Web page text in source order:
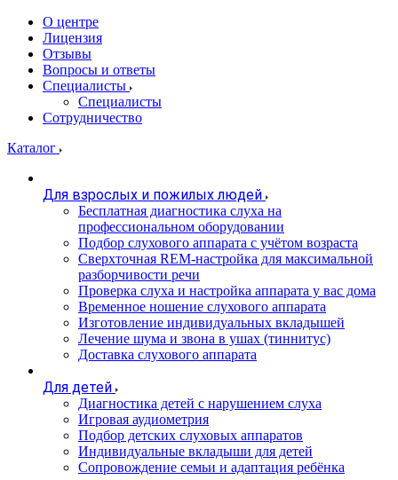
О центре
Лицензия
Отзывы
Вопросы и ответы
Специалисты
Специалисты
Сотрудничество
Каталог
Для взрослых и пожилых людей
Бесплатная диагностика слуха на
профессиональном оборудовании
Подбор слухового аппарата с учётом возраста
Сверхточная REM-настройка для максимальной
разборчивости речи
Проверка слуха и настройка аппарата у вас дома
Временное ношение слухового аппарата
Изготовление индивидуальных вкладышей
Лечение шума и звона в ушах (тиннитус)
Доставка слухового аппарата
Для детей
Диагностика детей с нарушением слуха
Игровая аудиометрия
Подбор детских слуховых аппаратов
Индивидуальные вкладыши для детей
Сопровождение семьи и адаптация ребёнка